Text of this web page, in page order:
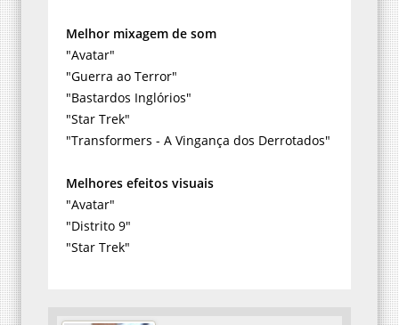
Melhor mixagem de som
"Avatar"
"Guerra ao Terror"
"Bastardos Inglórios"
"Star Trek"
"Transformers - A Vingança dos Derrotados"
Melhores efeitos visuais
"Avatar"
"Distrito 9"
"Star Trek"